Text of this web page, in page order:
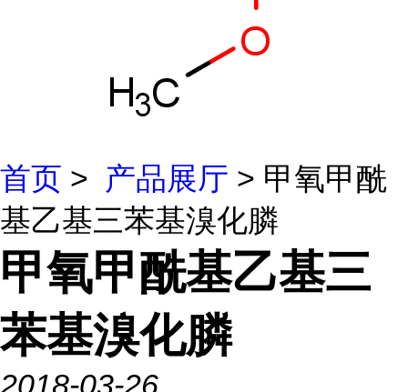
首页 > 产品展厅 > 甲氧甲酰
基乙基三苯基溴化膦
甲氧甲酰基乙基三
苯基溴化膦
2018-03-26